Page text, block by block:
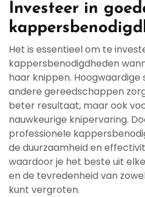
Investeer in
Het is essentieel om te
kappersbenodigdheden
haar knippen.
andere gereedschappen
beter resultaat, maar ook
nauwkeurige knipervaring.
professionele
de duurzaamheid en
waardoor je het beste uit
en de tevredenheid van
kunt vergroten.